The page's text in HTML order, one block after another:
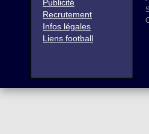
Publicité
Recrutement
Infos légales
Liens football